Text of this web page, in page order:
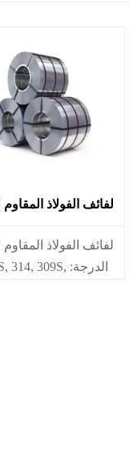
لفائف الفولاذ المقاوم
​لفائف الفولاذ المقاوم